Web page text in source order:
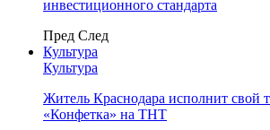
инвестиционного стандарта
Пред След
Культура
Культура
Житель Краснодара исполнит свой
«Конфетка» на ТНТ